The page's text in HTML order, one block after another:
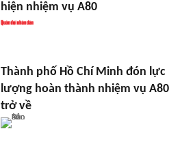
hiện nhiệm vụ A80
Thành phố Hồ Chí Minh đón lực
lượng hoàn thành nhiệm vụ A80
trở về